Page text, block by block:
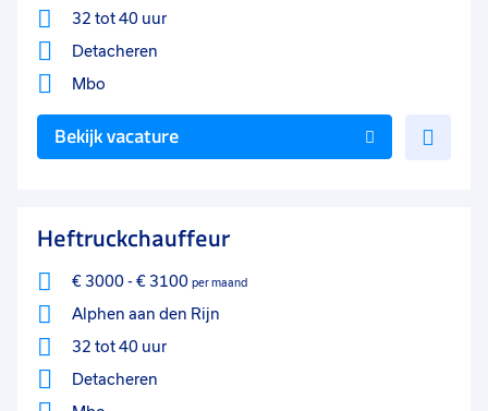
32 tot 40 uur
Detacheren
Mbo
Bekijk vacature
Heftruckchauffeur
€ 3000- € 3100 per maand
Alphen aan den Rijn
32 tot 40 uur
Detacheren